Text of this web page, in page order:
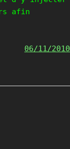
afin
06/11/2010